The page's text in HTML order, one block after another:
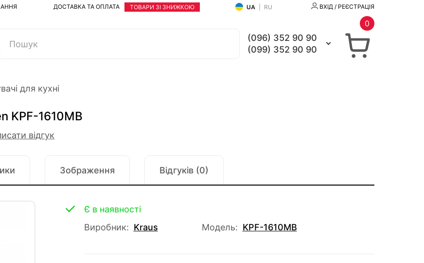
ДОСТАВКА ТА ОПЛАТА ТОВАРИ ЗІ ЗНИЖКОЮ UA RU ВХІД / РЕЄСТРАЦІЯ
(096) 352 90 90
(099) 352 90 90
0
для кухні
KPF-1610MB
відгук
Зображення Відгуків (0)
Є в наявності
Виробник: Kraus Модель: KPF-1610MB